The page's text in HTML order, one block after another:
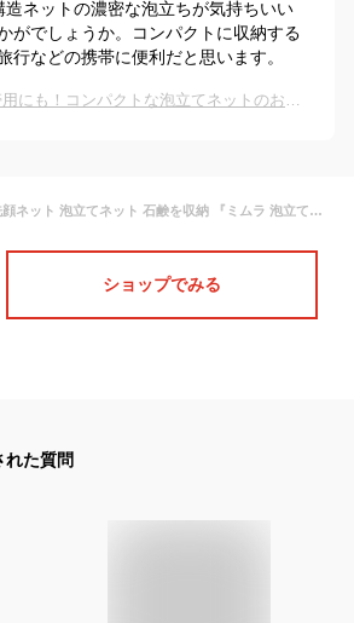
造ネットの濃密な泡立ちが気持ちいい
がでしょうか。コンパクトに収納する
行などの携帯に便利だと思います。
泡立てネット｜携帯用にも！コンパクトな泡立てネットのおすすめは？
洗顔ネット 泡立てネット 石鹸を収納 『ミムラ 泡立てバルーンネット 17cm』 4層構造 毛穴ケア スキンケア 洗顔 固形石鹸 泡立て 濃密泡 bubble もっちり もこもこ 高品質 特注 大 洗顔用 ボディ用 敏感肌 MIMURA 30代 40代 50代 女性 男性 日本製
ショップでみる
れた質問